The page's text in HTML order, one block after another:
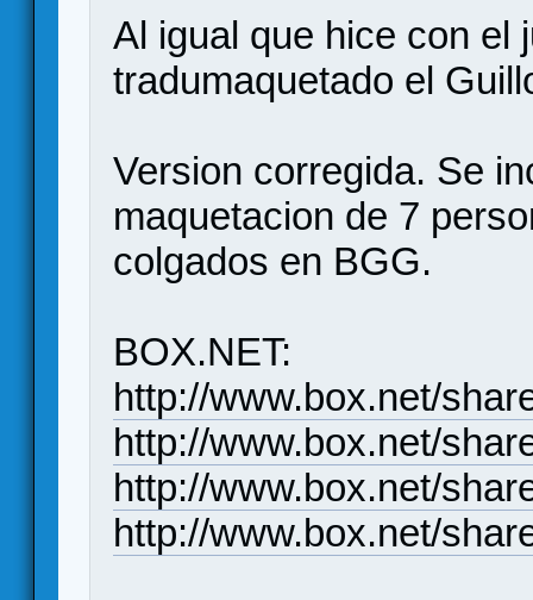
Al igual que hice con el
tradumaquetado el
Version corregida. Se
maquetacion de 7
colgados en BGG.
BOX.NET:
http://www.box.net/
http://www.box.net/
http://www.box.net/
http://www.box.net/